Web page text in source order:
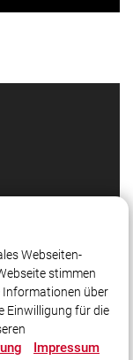
Webseiten-
stimmen
Informationen über
Einwilligung für die
Impressum